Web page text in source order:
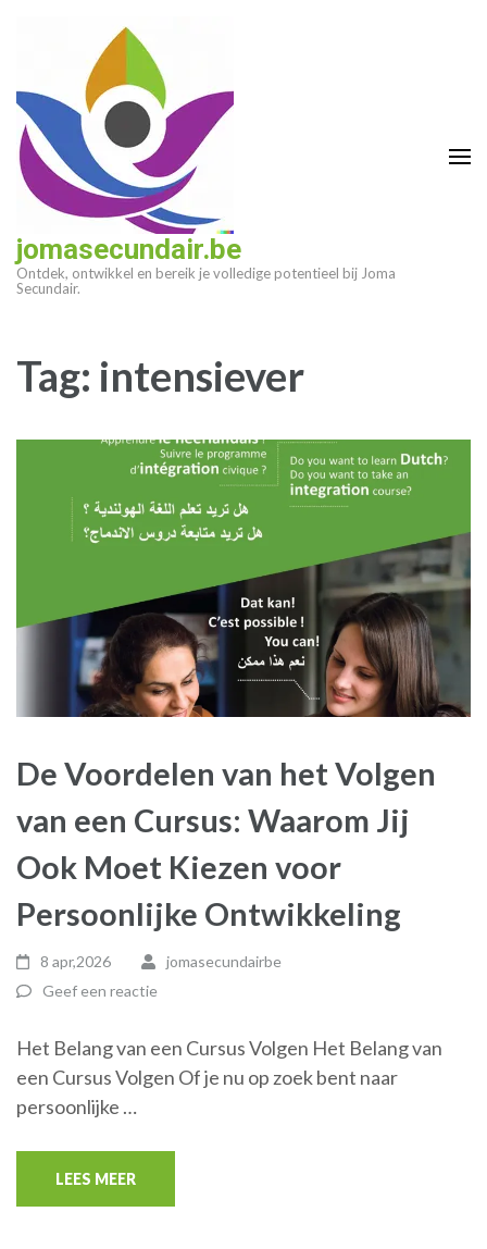
(druk
enter)
jomasecundair.be
Ontdek, ontwikkel en bereik je volledige potentieel bij Joma
Secundair.
Tag: intensiever
De Voordelen van het Volgen
van een Cursus: Waarom Jij
Ook Moet Kiezen voor
Persoonlijke Ontwikkeling
8 apr,2026
jomasecundairbe
Geef een reactie
Het Belang van een Cursus Volgen Het Belang van
een Cursus Volgen Of je nu op zoek bent naar
persoonlijke …
LEES MEER